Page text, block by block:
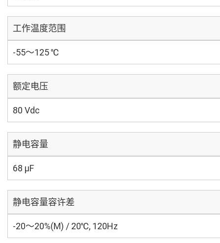
工作温度范围
-55～125 ℃
额定电压
80 Vdc
静电容量
68 µF
静电容量容许差
-20～20%(M) / 20℃, 120Hz